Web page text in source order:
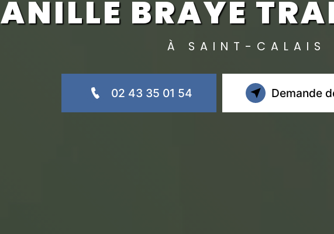
ANILLE BRAYE
À SAINT-CALAIS
02 43 35 01 54 Demande